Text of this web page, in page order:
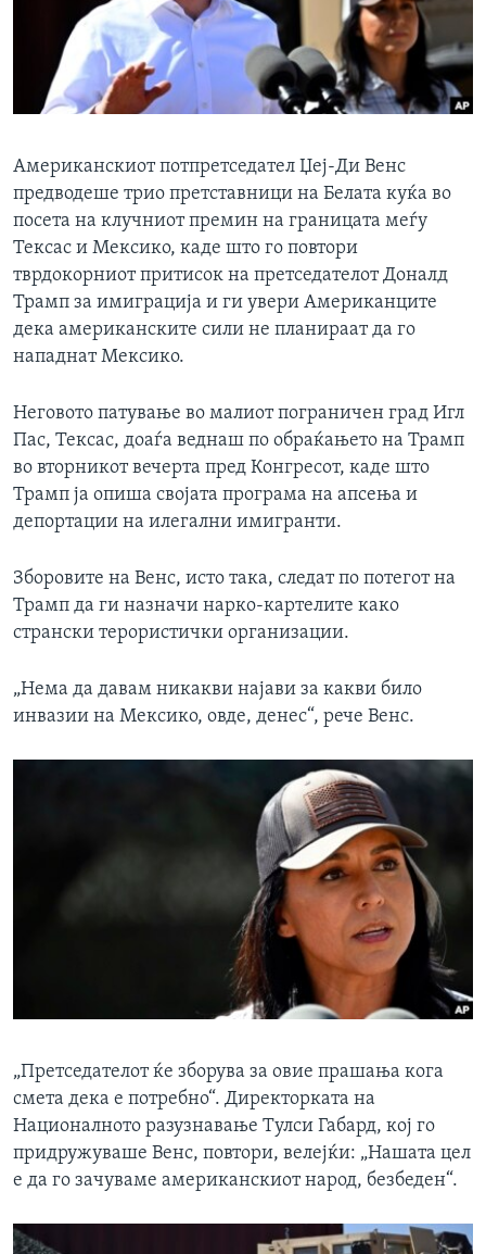
ИНТЕРВЈУА
Јазици
Американскиот потпретседател Џеј-Ди Венс
предводеше трио претставници на Белата куќа во
посета на клучниот премин на границата меѓу
Тексас и Мексико, каде што го повтори
тврдокорниот притисок на претседателот Доналд
Трамп за имиграција и ги увери Американците
дека американските сили не планираат да го
нападнат Мексико.
Неговото патување во малиот пограничен град Игл
Пас, Тексас, доаѓа веднаш по обраќањето на Трамп
во вторникот вечерта пред Конгресот, каде што
Трамп ја опиша својата програма на апсења и
депортации на илегални имигранти.
Зборовите на Венс, исто така, следат по потегот на
Трамп да ги назначи нарко-картелите како
странски терористички организации.
„Нема да давам никакви најави за какви било
инвазии на Мексико, овде, денес“, рече Венс.
„Претседателот ќе зборува за овие прашања кога
смета дека е потребно“. Директорката на
Националното разузнавање Тулси Габард, кој го
придружуваше Венс, повтори, велејќи: „Нашата цел
е да го зачуваме американскиот народ, безбеден“.